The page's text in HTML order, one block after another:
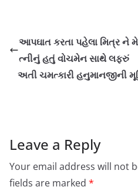
આપઘાત કરતા પહેલા મિત્ર
ત્નીનું હતું વોચમેન સાથે લફરું
અતી ચમત્કારી હનુમાનજીની
Leave a Reply
Your email address will not
fields are marked *